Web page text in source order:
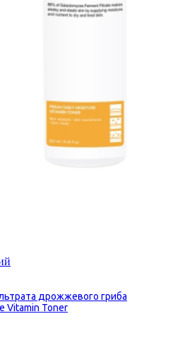
дрожжевого гриба
Vitamin Toner